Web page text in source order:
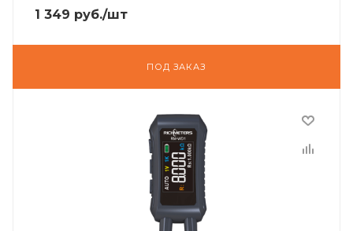
1 349 руб./шт
ПОД ЗАКАЗ